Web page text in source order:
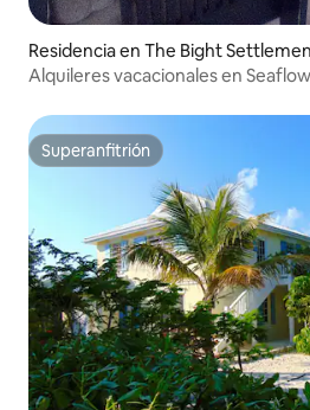
Residencia en The Bight
Alquileres vacacionales en
Superanfitrión
Superanfitrión